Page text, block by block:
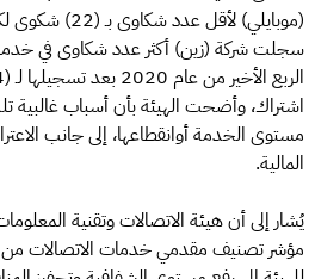
سجلت شركة (زين) أكثر عدد شكاوى في
اشتراك، وأضحت الهيئة بأن أسباب غالبية
مستوى الخدمة أوانقطاعها، إلى جانب
المالية.
يُشار إلى أن هيئة الاتصالات وتقنية
مؤشر تصنيف مقدمي خدمات الاتصالات